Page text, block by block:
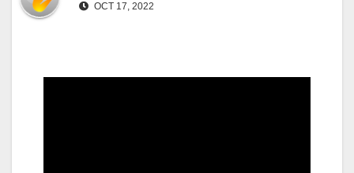
OCT 17, 2022